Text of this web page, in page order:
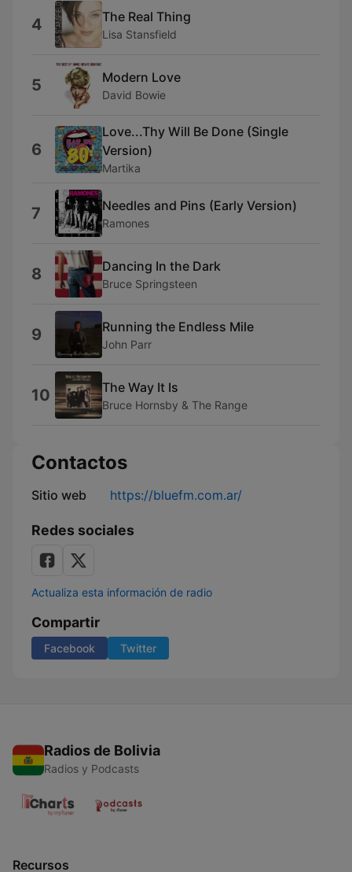
4 The Real Thing
Lisa Stansfield
5 Modern Love
David Bowie
6
Love...Thy Will Be Done (Single
Version)
Martika
7 Needles and Pins (Early Version)
Ramones
8 Dancing In the Dark
Bruce Springsteen
9 Running the Endless Mile
John Parr
10 The Way It Is
Bruce Hornsby & The Range
Contactos
Sitio web https://bluefm.com.ar/
Redes sociales
Actualiza esta información de radio
Compartir
Facebook Twitter
Radios de Bolivia
Radios y Podcasts
Recursos